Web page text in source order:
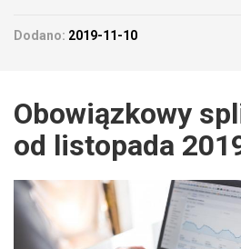
Dodano: 2019-11-10
Obowiązkowy
od listopada